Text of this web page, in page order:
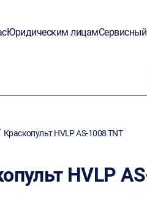
Юридическим лицам
Краскопульт HVLP AS-1008 TNT
HVLP